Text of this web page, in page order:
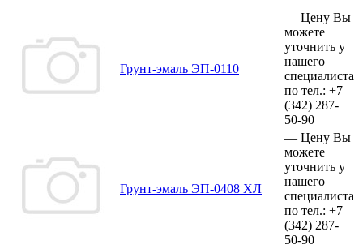
Грунт-эмаль ЭП-0110
— Цену Вы
можете
уточнить у
нашего
специалиста
по тел.: +7
(342) 287-
50-90
Грунт-эмаль ЭП-0408 ХЛ
— Цену Вы
можете
уточнить у
нашего
специалиста
по тел.: +7
(342) 287-
50-90